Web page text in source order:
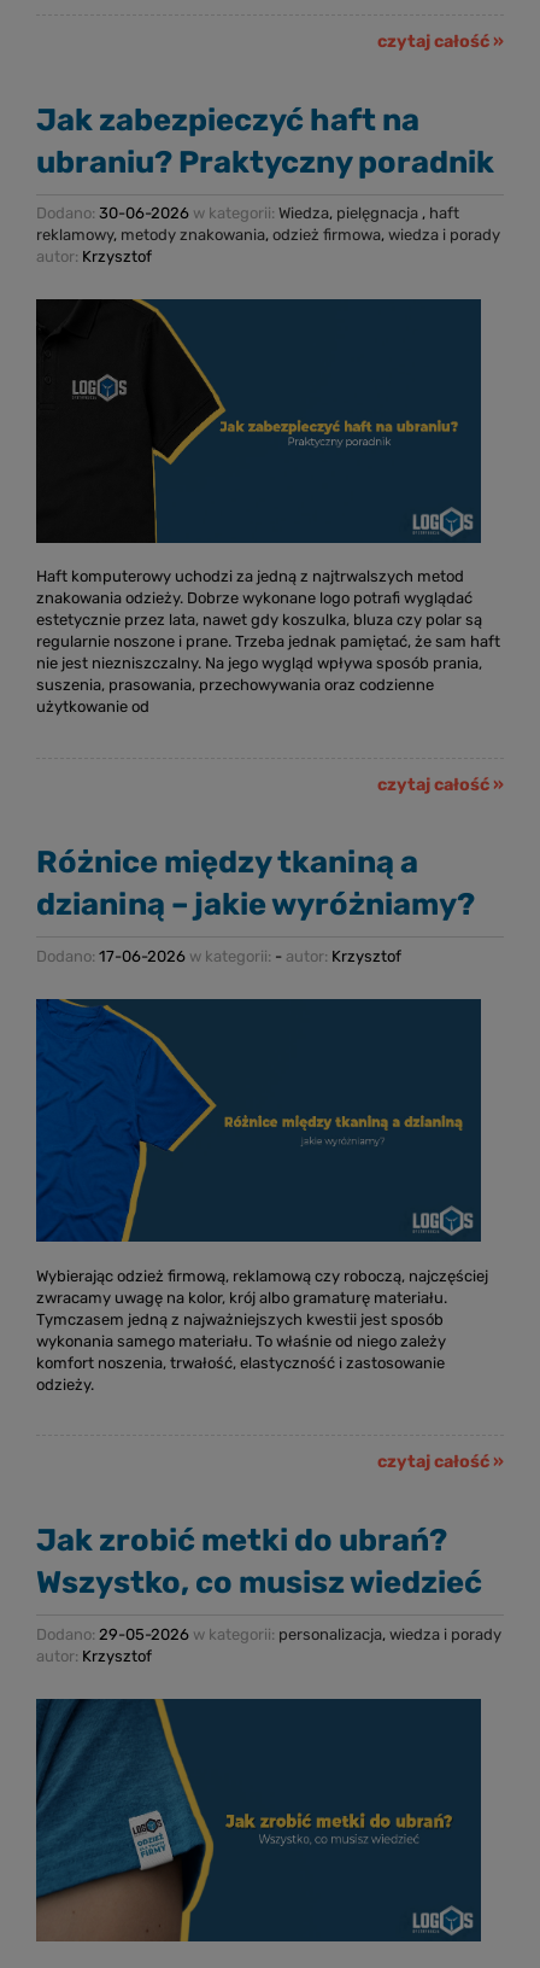
czytaj całość »
Jak zabezpieczyć haft na
ubraniu? Praktyczny poradnik
Dodano: 30-06-2026 w kategorii: Wiedza, pielęgnacja , haft
reklamowy, metody znakowania, odzież firmowa, wiedza i porady
autor: Krzysztof
Haft komputerowy uchodzi za jedną z najtrwalszych metod
znakowania odzieży. Dobrze wykonane logo potrafi wyglądać
estetycznie przez lata, nawet gdy koszulka, bluza czy polar są
regularnie noszone i prane. Trzeba jednak pamiętać, że sam haft
nie jest niezniszczalny. Na jego wygląd wpływa sposób prania,
suszenia, prasowania, przechowywania oraz codzienne
użytkowanie od
czytaj całość »
Różnice między tkaniną a
dzianiną – jakie wyróżniamy?
Dodano: 17-06-2026 w kategorii: - autor: Krzysztof
Wybierając odzież firmową, reklamową czy roboczą, najczęściej
zwracamy uwagę na kolor, krój albo gramaturę materiału.
Tymczasem jedną z najważniejszych kwestii jest sposób
wykonania samego materiału. To właśnie od niego zależy
komfort noszenia, trwałość, elastyczność i zastosowanie
odzieży.
czytaj całość »
Jak zrobić metki do ubrań?
Wszystko, co musisz wiedzieć
Dodano: 29-05-2026 w kategorii: personalizacja, wiedza i porady
autor: Krzysztof